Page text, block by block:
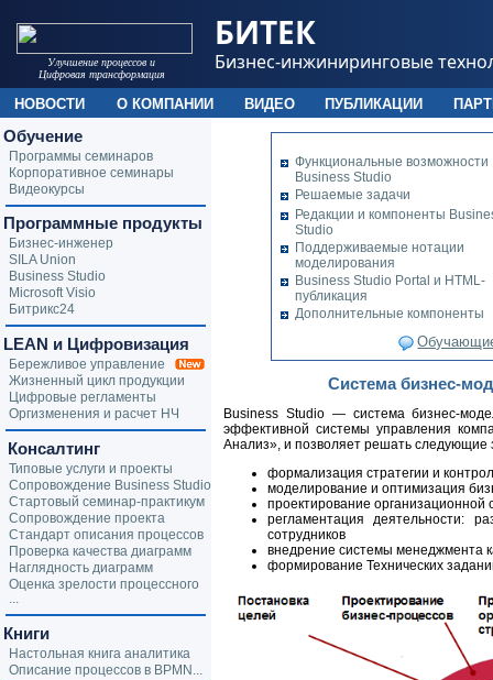
Функциональные возможности
Business Studiо
Решаемые задачи
Редакции и компоненты
Studio
Поддерживаемые нотации
моделирования
Business Studio Portal и HTML-
публикация
Дополнительные компоненты
Система бизнес-
Business Studio — система бизнес-
эффективной системы управления
Анализ», и позволяет решать следующие
формализация стратегии и
моделирование и оптимизация
проектирование организационной
регламентация деятельности:
сотрудников
внедрение системы менеджмента
формирование Технических
Обучение
Программы семинаров
Корпоративное семинары
Видеокурсы
Программные продукты
Бизнес-инженер
SILA Union
Business Studio
Microsoft Visio
Битрикс24
LEAN и Цифровизация
Бережливое управление
Жизненный цикл продукции
Цифровые регламенты
Оргизменения и расчет НЧ
Консалтинг
Типовые услуги и проекты
Сопровождение Business Studio
Стартовый семинар-практикум
Сопровождение проекта
Стандарт описания процессов
Проверка качества диаграмм
Наглядность диаграмм
Оценка зрелости процессного
...
Книги
Настольная книга аналитика
Описание процессов в BPMN...
Улучшение процессов и
Цифровая трансформация
БИТЕК
Бизнес-инжиниринговые
НОВОСТИ О КОМПАНИИ ВИДЕО ПУБЛИКАЦИИ